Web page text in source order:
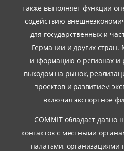
также выполняет функции
содействию
для государственных и
Германии и других
информацию о регионах и
выходом на рынок,
проектов и развитием
включая экспортное
COMMIT обладает давно
контактов с местными
палатами, организациями